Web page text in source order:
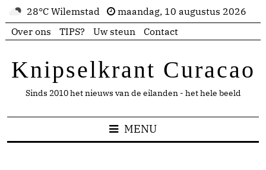
28°C Wilemstad
maandag, 10 augustus 2026
Over ons
TIPS? Uw steun Contact
Knipselkrant Curacao
Sinds 2010 het nieuws van de eilanden - het hele beeld
MENU